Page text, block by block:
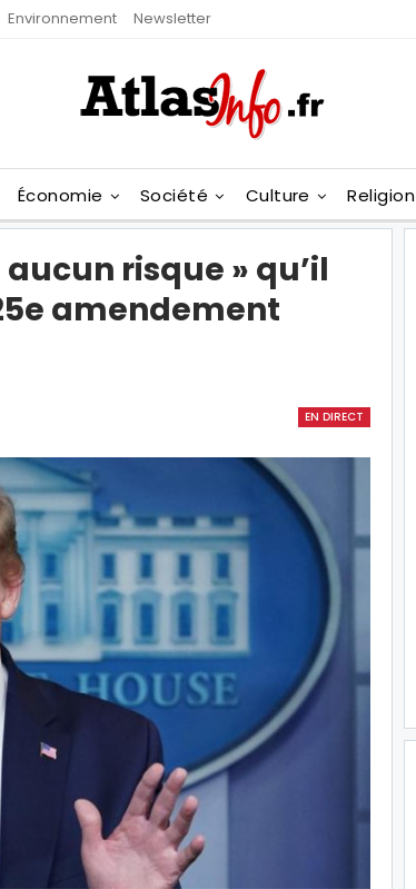
Environnement Newsletter
Économie Société Culture Religion
risque » qu’il
amendement
EN DIRECT